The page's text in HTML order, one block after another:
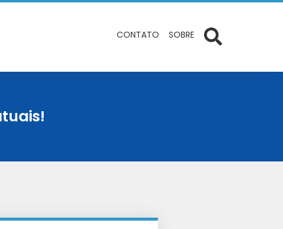
CONTATO SOBRE